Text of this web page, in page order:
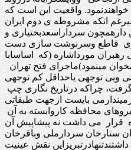
خواهندنمود. واقعیت این است که
انکه مشروطه ی دوم ایران
سرداراسعدبختیاری و
قاطع وسرنوشت سازی دست
رهبران مورداشاره (که اساسابا
مینمود)ماجرای فتح تهران
بدبینی وبی توجهی یاحداقل کم توجهی
چراکه درتاریخ نگاری چپ
بایست ازجهت طبقاتی
محافظه کاروابسته به آن
قرار می داشت نه پیشاپیش آن
ستارخان سردارملی وباقرخان
نقش عینیت